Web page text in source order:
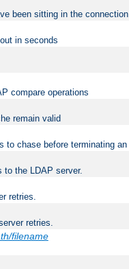
been sitting in the
in seconds
compare operations
remain valid
to chase before terminating
to the LDAP server.
retries.
retries.
filename